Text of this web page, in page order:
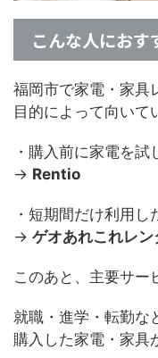
こんな人におす
福岡市で家電・家具
目的によって向いて
・購入前に家電を試
→ Rentio
・短期間だけ利用し
→ ゲオあれこれレン
このあと、主要サー
就職・進学・転勤な
購入した家電・家具